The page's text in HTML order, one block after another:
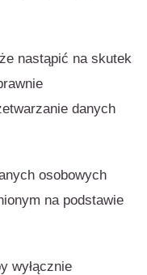
nastąpić na skutek
danych
osobowych
na podstawie
wyłącznie